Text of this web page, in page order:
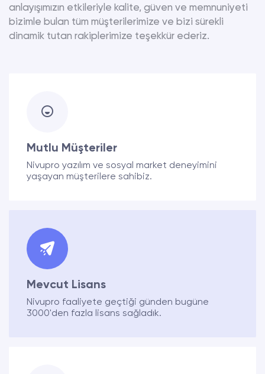
anlayışımızın etkileriyle kalite, güven ve memnuniyeti
bizimle bulan tüm müşterilerimize ve bizi sürekli
dinamik tutan rakiplerimize teşekkür ederiz.
Mutlu Müşteriler
Nivupro yazılım ve sosyal market deneyimini
yaşayan müşterilere sahibiz.
Mevcut Lisans
Nivupro faaliyete geçtiği günden bugüne
3000'den fazla lisans sağladık.